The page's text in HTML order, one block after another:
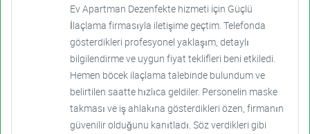
Ev Apartman Dezenfekte hizmeti için Güçlü
İlaçlama firmasıyla iletişime geçtim. Telefonda
gösterdikleri profesyonel yaklaşım, detaylı
bilgilendirme ve uygun fiyat teklifleri beni etkiledi.
Hemen böcek ilaçlama talebinde bulundum ve
belirtilen saatte hızlıca geldiler. Personelin maske
takması ve iş ahlakına gösterdikleri özen, firmanın
güvenilir olduğunu kanıtladı. Söz verdikleri gibi